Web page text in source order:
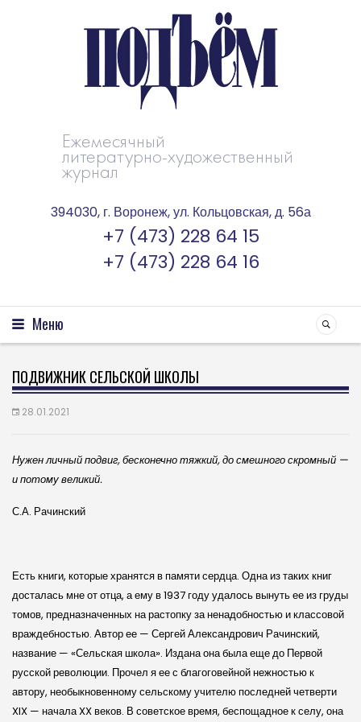
Ежемесячный
литературно-художественный
журнал
394030, г. Воронеж, ул. Кольцовская, д. 56а
+7 (473) 228 64 15
+7 (473) 228 64 16
Меню
ПОДВИЖНИК СЕЛЬСКОЙ ШКОЛЫ
28.01.2021
Нужен личный подвиг, бесконечно тяжкий, до смешного скромный —
и потому великий.
С.А. Рачинский
Есть книги, которые хранятся в памяти сердца. Одна из таких книг
досталась мне от отца, а ему в 1937 году удалось вынуть ее из груды
томов, предназначенных на растопку за ненадобностью и классовой
враждебностью. Автор ее — Сергей Александрович Рачинский,
название — «Сельская школа». Издана она была еще до Первой
русской революции. Прочел я ее с благоговейной нежностью к
автору, необыкновенному сельскому учителю последней четверти
XIX — начала XX веков. В советское время, беспощадное к селу, она